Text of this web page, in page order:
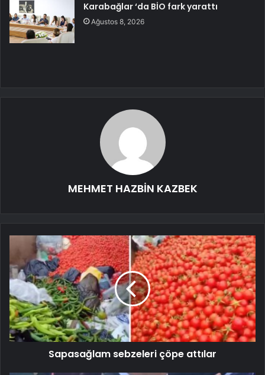
Karabağlar ‘da BİO fark yarattı
Ağustos 8, 2026
MEHMET HAZBİN KAZBEK
Sapasağlam sebzeleri çöpe attılar